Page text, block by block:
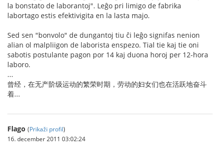
la bonstato de laborantoj". Leĝo pri limigo de fabrika
labortago estis efektivigita en la lasta majo.
Sed sen "bonvolo" de dungantoj tiu ĉi leĝo signifas nenion
alian ol malpliigon de laborista enspezo. Tial tie kaj tie oni
sabotis postulante pagon por 14 kaj duona horoj per 12-hora
laboro.
...
曾经，在无产阶级运动的繁荣时期，劳动的妇女们也在活跃地奋斗
着...
Flago (Prikaži profil)
16. december 2011 03:02:24